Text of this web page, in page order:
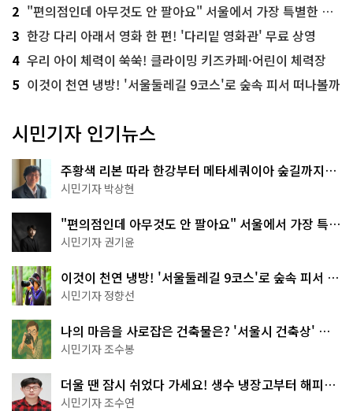
2 "편의점인데 아무것도 안 팔아요" 서울에서 가장 특별한 편의점의 정체
3 한강 다리 아래서 영화 한 편! '다리밑 영화관' 무료 상영
4 우리 아이 체력이 쑥쑥! 클라이밍 키즈카페·어린이 체력장
5 이것이 천연 냉방! '서울둘레길 9코스'로 숲속 피서 떠나볼까
시민기자 인기뉴스
주황색 리본 따라 한강부터 메타세쿼이아 숲길까지…
서울둘레길 15코스
시민기자 박상현
"편의점인데 아무것도 안 팔아요" 서울에서 가장 특별
한 편의점의 정체
시민기자 권기윤
이것이 천연 냉방! '서울둘레길 9코스'로 숲속 피서 떠
나볼까
시민기자 정향선
나의 마음을 사로잡은 건축물은? '서울시 건축상' 수
상작 공개!
시민기자 조수봉
더울 땐 잠시 쉬었다 가세요! 생수 냉장고부터 해피소
·무더위쉼터까지
시민기자 조수연